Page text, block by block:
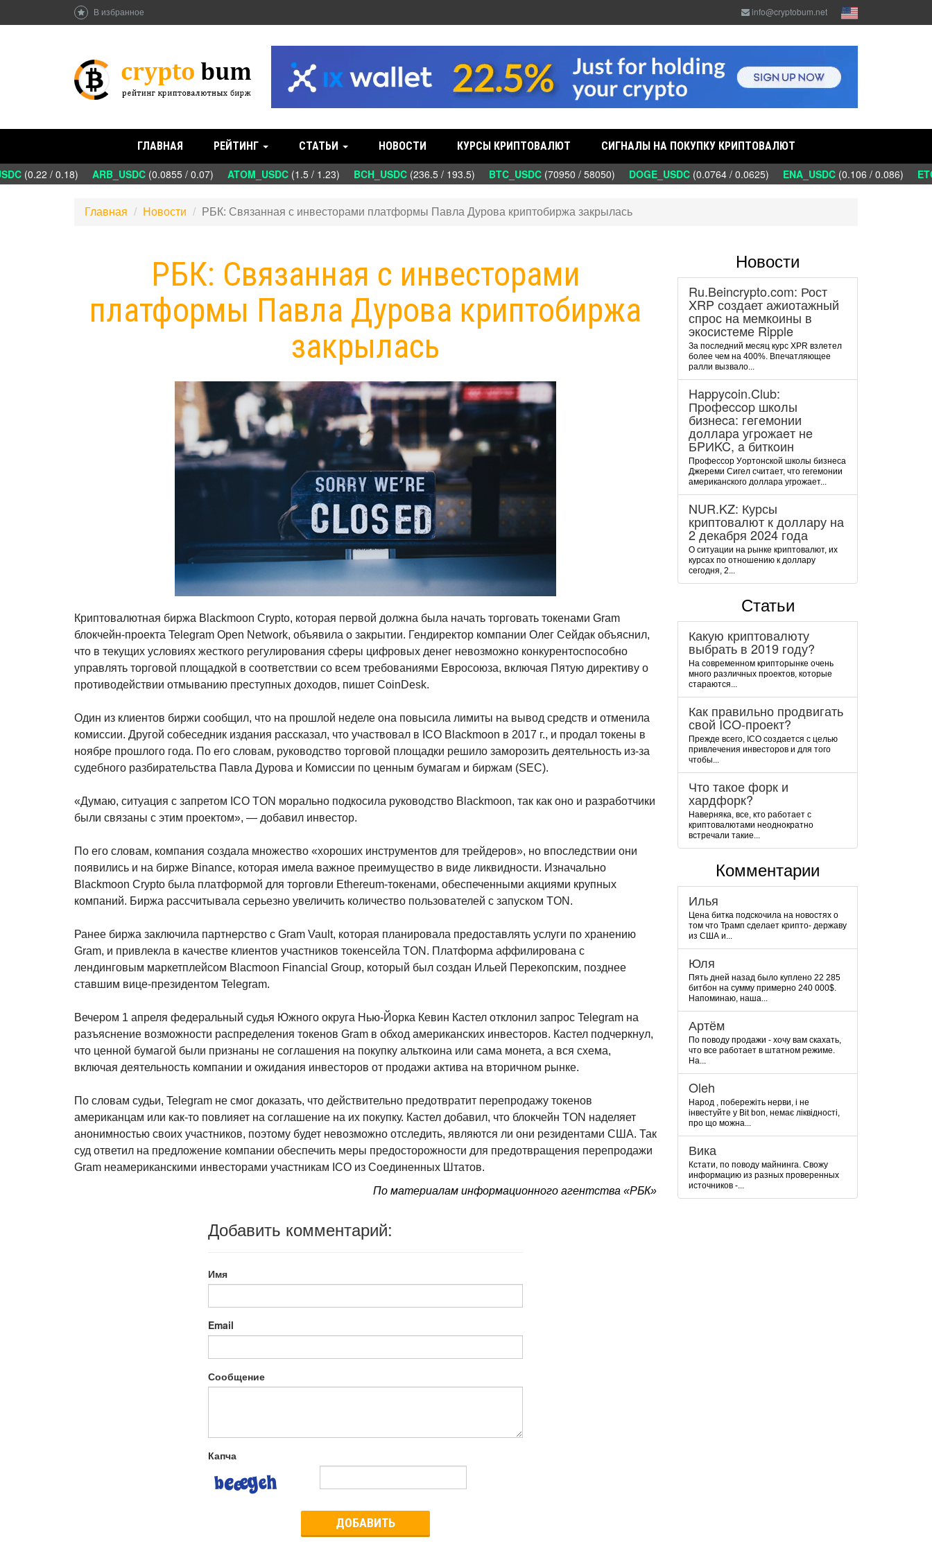
В избранное info@cryptobum.net
ГЛАВНАЯ РЕЙТИНГ СТАТЬИ НОВОСТИ КУРСЫ КРИПТОВАЛЮТ СИГНАЛЫ НА ПОКУПКУ КРИПТОВАЛЮТ
(0.22 / 0.18) ARB_USDC(0.0855 / 0.07) ATOM_USDC(1.5 / 1.23) BCH_USDC(236.5 / 193.5) BTC_USDC(70950 / 58050) DOGE_USDC(0.0764 / 0.0625) ENA_USDC(0.106 / 0.086)
Главная Новости РБК: Связанная с инвесторами платформы Павла Дурова криптобиржа закрылась
РБК: Связанная с инвесторами
платформы Павла Дурова криптобиржа
закрылась
Криптовалютная биржа Blackmoon Crypto, которая первой должна была начать торговать токенами Gram
блокчейн-проекта Telegram Open Network, объявила о закрытии. Гендиректор компании Олег Сейдак объяснил,
что в текущих условиях жесткого регулирования сферы цифровых денег невозможно конкурентоспособно
управлять торговой площадкой в соответствии со всем требованиями Евросоюза, включая Пятую директиву о
противодействии отмыванию преступных доходов, пишет CoinDesk.
Один из клиентов биржи сообщил, что на прошлой неделе она повысила лимиты на вывод средств и отменила
комиссии. Другой собеседник издания рассказал, что участвовал в ICO Blackmoon в 2017 г., и продал токены в
ноябре прошлого года. По его словам, руководство торговой площадки решило заморозить деятельность из-за
судебного разбирательства Павла Дурова и Комиссии по ценным бумагам и биржам (SEC).
«Думаю, ситуация с запретом ICO TON морально подкосила руководство Blackmoon, так как оно и разработчики
были связаны с этим проектом», — добавил инвестор.
По его словам, компания создала множество «хороших инструментов для трейдеров», но впоследствии они
появились и на бирже Binance, которая имела важное преимущество в виде ликвидности. Изначально
Blackmoon Crypto была платформой для торговли Ethereum-токенами, обеспеченными акциями крупных
компаний. Биржа рассчитывала серьезно увеличить количество пользователей с запуском TON.
Ранее биржа заключила партнерство с Gram Vault, которая планировала предоставлять услуги по хранению
Gram, и привлекла в качестве клиентов участников токенсейла TON. Платформа аффилирована с
лендинговым маркетплейсом Blacmoon Financial Group, который был создан Ильей Перекопским, позднее
ставшим вице-президентом Telegram.
Вечером 1 апреля федеральный судья Южного округа Нью-Йорка Кевин Кастел отклонил запрос Telegram на
разъяснение возможности распределения токенов Gram в обход американских инвесторов. Кастел подчеркнул,
что ценной бумагой были признаны не соглашения на покупку альткоина или сама монета, а вся схема,
включая деятельность компании и ожидания инвесторов от продажи актива на вторичном рынке.
По словам судьи, Telegram не смог доказать, что действительно предотвратит перепродажу токенов
американцам или как-то повлияет на соглашение на их покупку. Кастел добавил, что блокчейн TON наделяет
анонимностью своих участников, поэтому будет невозможно отследить, являются ли они резидентами США. Так
суд ответил на предложение компании обеспечить меры предосторожности для предотвращения перепродажи
Gram неамериканскими инвесторами участникам ICO из Соединенных Штатов.
По материалам информационного агентства «РБК»
Добавить комментарий:
Имя
Email
Сообщение
Капча
ДОБАВИТЬ
Новости
Ru.Beincrypto.com: Рост
XRP создает ажиотажный
спрос на мемкоины в
экосистеме Ripple
За последний месяц курс XPR взлетел
более чем на 400%. Впечатляющее
ралли вызвало...
Happycoin.Club:
Пpoфeccop шкoлы
бизнeca: гeгeмoнии
дoллapa угpoжaeт нe
БPИKC, a биткoин
Пpoфeccop Уopтoнcкoй шкoлы бизнeca
Джepeми Cигeл cчитaeт, чтo гeгeмoнии
aмepикaнcкoгo дoллapa угpoжaeт...
NUR.KZ: Курсы
криптовалют к доллару на
2 декабря 2024 года
О ситуации на рынке криптовалют, их
курсах по отношению к доллару
сегодня, 2...
Статьи
Какую криптовалюту
выбрать в 2019 году?
На современном крипторынке очень
много различных проектов, которые
стараются...
Как правильно продвигать
свой ICO-проект?
Прежде всего, ICO создается с целью
привлечения инвесторов и для того
чтобы...
Что такое форк и
хардфорк?
Наверняка, все, кто работает с
криптовалютами неоднократно
встречали такие...
Комментарии
Илья
Цена битка подскочила на новостях о
том что Трамп сделает крипто- державу
из США и...
Юля
Пять дней назад было куплено 22 285
битбон на сумму примерно 240 000$.
Напоминаю, наша...
Артём
По поводу продажи - хочу вам скахать,
что все работает в штатном режиме.
На...
Oleh
Народ , побережіть нерви, і не
інвестуйте у Bit bon, немає ліквідності,
про що можна...
Вика
Кстати, по поводу майнинга. Свожу
информацию из разных проверенных
источников -...